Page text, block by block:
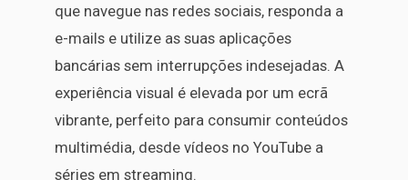
que navegue nas redes sociais, responda a
e-mails e utilize as suas aplicações
bancárias sem interrupções indesejadas. A
experiência visual é elevada por um ecrã
vibrante, perfeito para consumir conteúdos
multimédia, desde vídeos no YouTube a
séries em streaming.